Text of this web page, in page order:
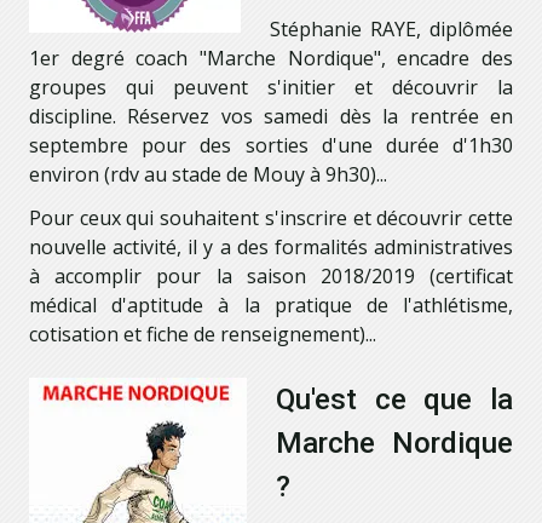
Stéphanie RAYE, diplômée
1er degré coach "Marche Nordique", encadre des
groupes qui peuvent s'initier et découvrir la
discipline. Réservez vos samedi dès la rentrée en
septembre pour des sorties d'une durée d'1h30
environ (rdv au stade de Mouy à 9h30)...
Pour ceux qui souhaitent s'inscrire et découvrir cette
nouvelle activité, il y a des formalités administratives
à accomplir pour la saison 2018/2019 (certificat
médical d'aptitude à la pratique de l'athlétisme,
cotisation et fiche de renseignement)...
Qu'est ce que la
Marche Nordique
?